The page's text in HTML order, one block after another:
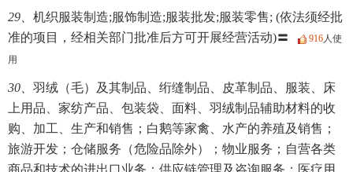
29、 机织服装制造;服饰制造;服装批发;服装零售; (依法须经批
准的项目，经相关部门批准后方可开展经营活动)〓
916人使
用
30、 羽绒（毛）及其制品、绗缝制品、皮革制品、服装、床
上用品、家纺产品、包装袋、面料、羽绒制品辅助材料的收
购、加工、生产和销售；白鹅等家禽、水产的养殖及销售；
旅游开发；仓储服务（危险品除外）；物业服务；自营各类
商品和技术的进出口业务；供应链管理及咨询服务；医疗用